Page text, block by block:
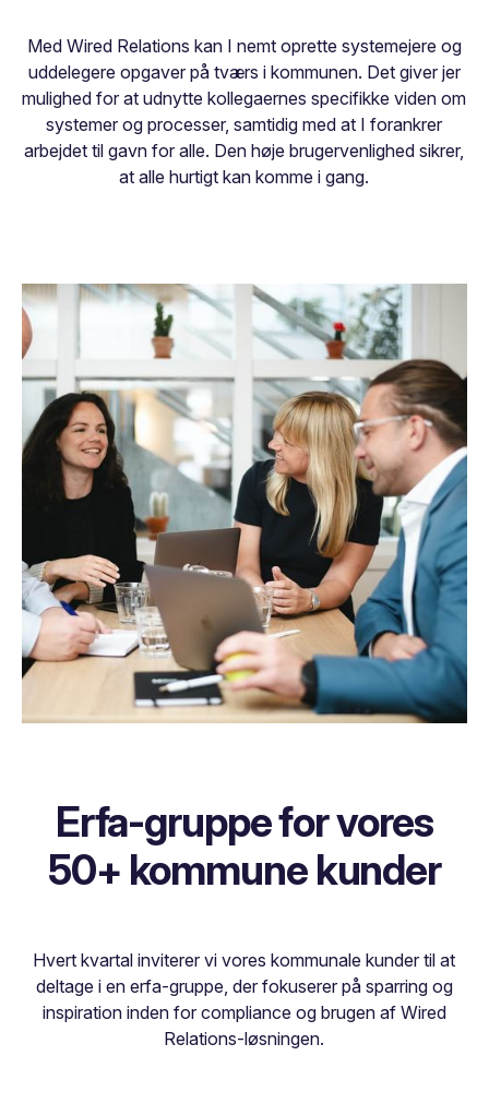
Med Wired Relations kan I nemt oprette systemejere og
uddelegere opgaver på tværs i kommunen. Det giver jer
mulighed for at udnytte kollegaernes specifikke viden om
systemer og processer, samtidig med at I forankrer
arbejdet til gavn for alle. Den høje brugervenlighed sikrer,
at alle hurtigt kan komme i gang.
Erfa-gruppe for vores
50+ kommune kunder
Hvert kvartal inviterer vi vores kommunale kunder til at
deltage i en erfa-gruppe, der fokuserer på sparring og
inspiration inden for compliance og brugen af Wired
Relations-løsningen.